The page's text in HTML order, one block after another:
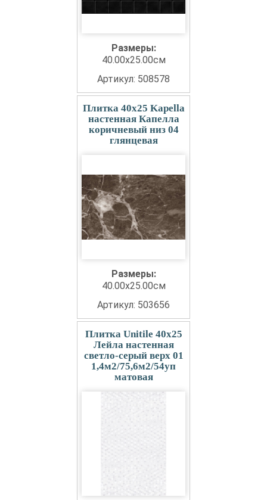
Размеры:
40.00x25.00см
Артикул: 508578
Плитка 40x25 Kapella
настенная Капелла
коричневый низ 04
глянцевая
Размеры:
40.00x25.00см
Артикул: 503656
Плитка Unitile 40x25
Лейла настенная
светло-серый верх 01
1,4м2/75,6м2/54уп
матовая